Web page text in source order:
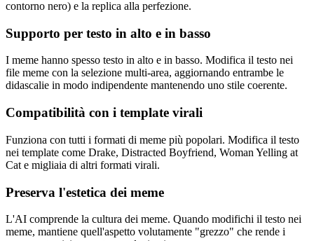
contorno nero) e la replica alla perfezione.
Supporto per testo in alto e in basso
I meme hanno spesso testo in alto e in basso. Modifica il testo nei
file meme con la selezione multi-area, aggiornando entrambe le
didascalie in modo indipendente mantenendo uno stile coerente.
Compatibilità con i template virali
Funziona con tutti i formati di meme più popolari. Modifica il testo
nei template come Drake, Distracted Boyfriend, Woman Yelling at
Cat e migliaia di altri formati virali.
Preserva l'estetica dei meme
L'AI comprende la cultura dei meme. Quando modifichi il testo nei
meme, mantiene quell'aspetto volutamente "grezzo" che rende i